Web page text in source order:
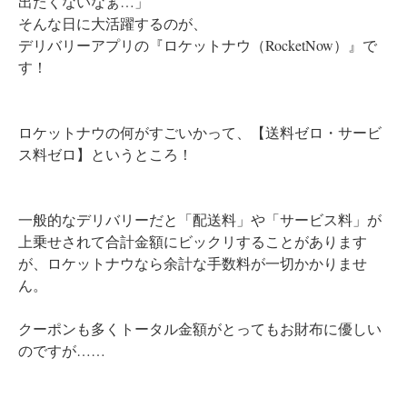
そんな日に大活躍するのが、
デリバリーアプリの『ロケットナウ（RocketNow）』で
す！
​ロケットナウの何がすごいかって、【送料ゼロ・サービ
ス料ゼロ】というところ！
​一般的なデリバリーだと「配送料」や「サービス料」が
上乗せされて合計金額にビックリすることがあります
が、ロケットナウなら余計な手数料が一切かかりませ
ん。
クーポンも多くトータル金額がとってもお財布に優しい
のですが……